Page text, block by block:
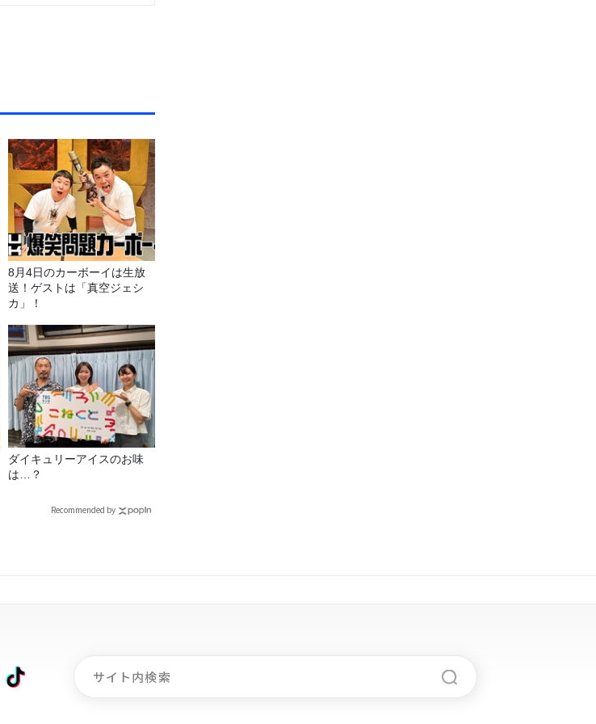
8月4日のカーボーイは生放
送！ゲストは「真空ジェシ
カ」！
ダイキュリーアイスのお味
は…？
Recommended by